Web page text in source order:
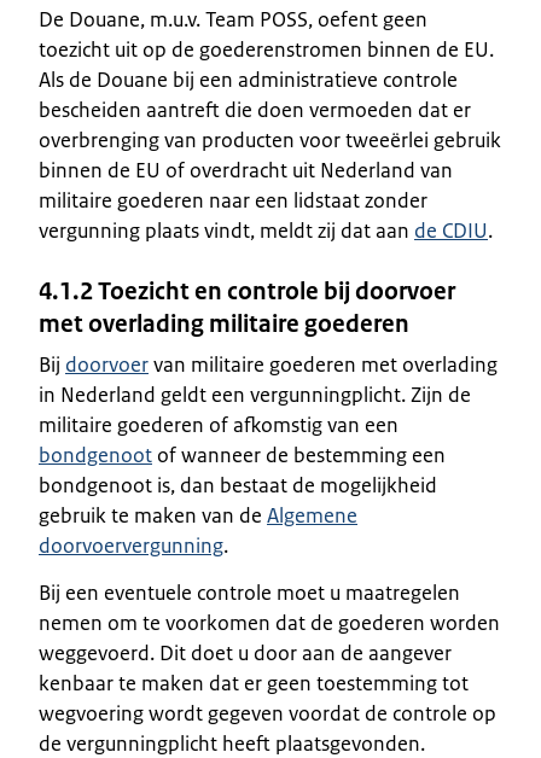
De Douane, m.u.v. Team POSS, oefent geen
toezicht uit op de goederenstromen binnen de EU.
Als de Douane bij een administratieve controle
bescheiden aantreft die doen vermoeden dat er
overbrenging van producten voor tweeërlei gebruik
binnen de EU of overdracht uit Nederland van
militaire goederen naar een lidstaat zonder
vergunning plaats vindt, meldt zij dat aan de CDIU.
4.1.2 Toezicht en controle bij doorvoer
met overlading militaire goederen
Bij doorvoervan militaire goederen met overlading
in Nederland geldt een vergunningplicht. Zijn de
militaire goederen of afkomstig van een
bondgenoot of wanneer de bestemming een
bondgenoot is, dan bestaat de mogelijkheid
gebruik te maken van de Algemene
doorvoervergunning.
Bij een eventuele controle moet u maatregelen
nemen om te voorkomen dat de goederen worden
weggevoerd. Dit doet u door aan de aangever
kenbaar te maken dat er geen toestemming tot
wegvoering wordt gegeven voordat de controle op
de vergunningplicht heeft plaatsgevonden.